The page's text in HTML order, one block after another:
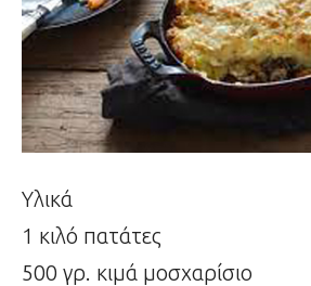
Υλικά
1 κιλό πατάτες
500 γρ. κιμά μοσχαρίσιο